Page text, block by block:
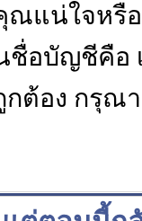
ณแน่ใจหรื
ชื่อบัญชีคือ
ต้อง กรุณ